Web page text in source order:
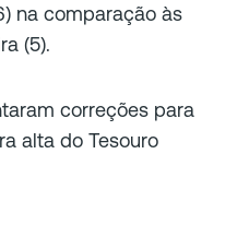
na comparação às
(5).
correções para
alta do Tesouro